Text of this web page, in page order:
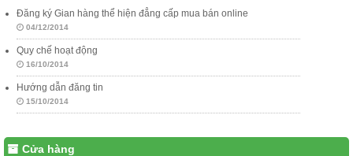
Đăng ký Gian hàng thể hiện đẳng cấp mua bán online
04/12/2014
Quy chế hoạt động
16/10/2014
Hướng dẫn đăng tin
15/10/2014
Cửa hàng